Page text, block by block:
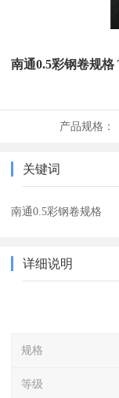
南通0.5彩钢卷规
产品规格：
关键词
南通0.5彩钢卷规格
详细说明
规格
等级